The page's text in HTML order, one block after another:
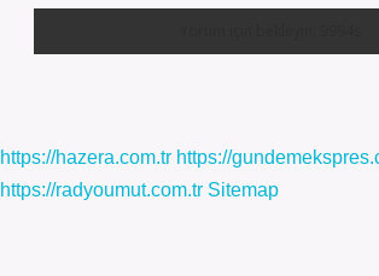
https://hazera.com.tr https://
https://radyoumut.com.tr Sitemap